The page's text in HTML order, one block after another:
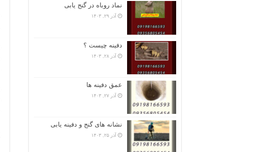
نماد روباه در گنج یابی
آذر ۲۹, ۱۴۰۳
دفینه چیست ؟
آذر ۲۸, ۱۴۰۳
عمق دفینه ها
آذر ۲۷, ۱۴۰۳
نشانه های گنج و دفینه یابی
آذر ۲۵, ۱۴۰۳